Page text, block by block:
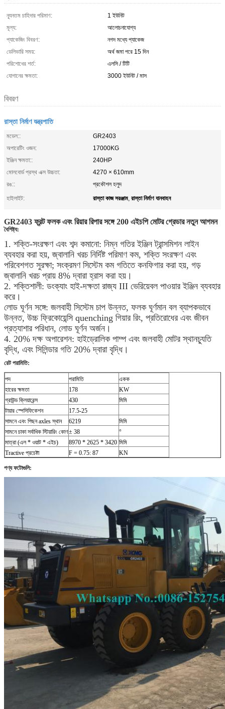
ন্যূনতম চাহিদার পরিমাণ:
1 ইউনিট
মূল্য:
আলোচনাযোগ্য
প্যাকেজিং বিবরণ:
নগদ মধ্যে প্যাকেজ
ডেলিভারি সময়:
অর্থ জমা পরে 15 দিন
পরিশোধের শর্ত:
এলসি / টিটি
যোগানের ক্ষমতা:
3000 ইউনিট / মাস
বিবরণ
রাস্তা নির্মাণ যন্ত্রপাতি
মডেল::
GR2403
অপারেটিং ওজন:
17000KG
ইঞ্জিন ক্ষমতা::
240HP
মোলবোর্ড প্রস্থ এক্স উচ্চতা:
4270 × 610mm
রঙ::
প্রকৌশল হলুদ
হাইলাইট:
রাস্তা কাজ সরঞ্জাম, রাস্তা নির্মাণ যানবাহন
GR2403 ফ্রন্ট ফলক এবং রিয়ার রিপার সঙ্গে 200 এইচপি মোটর গ্রেডার নতুন আগমন
বৈশিষ্ট্য:
1. শক্তি-সংরক্ষণ এবং শব্দ কমানো: নিম্ন গতির ইঞ্জিন ট্রান্সমিশন লাইন
ব্যবহার করা হয়, জ্বালানি খরচ নির্দিষ্ট পরিমাণ কম, শক্তি সংরক্ষণ এবং
পরিবেশগত সুরক্ষা; সংক্রমণ সিস্টেম কম গতিতে কনফিগার করা হয়, গড়
জ্বালানি খরচ প্রায় 8% দ্বারা হ্রাস করা হয়।
2. শক্তিশালী: ডংক্যাং হাই-দক্ষতা রাজ্য III ভেরিয়েবল পাওয়ার ইঞ্জিন ব্যবহার
করে।
লোড ঘূর্ণন সঙ্গে: জলবাহী সিস্টেম চাপ উন্নত, ফলক ঘূর্ণমান বল ব্যাপকভাবে
উন্নত, উচ্চ ফ্রিকোয়েন্সি quenching গিয়ার রিং, প্রতিরোধের এবং জীবন
প্রত্যাশার পরিধান, লোড ঘূর্ণন অর্জন।
4. 20% দক্ষ অপারেশন: হাইড্রোলিক পাম্প এবং জলবাহী মোটর স্থানচ্যুতি
বৃদ্ধি, এবং সিলিন্ডার গতি 20% দ্বারা বৃদ্ধি।
রেট পরামিতি:
পদ পরামিতি
একক
হারের ক্ষমতা
178
KW
গ্রাউন্ড ক্লিয়ারেন্স
430
মিমি
টায়ার স্পেসিফিকেশন
17.5-25
সামনে এবং পিছন axles স্থান
6219
মিমি
সামনে চাকা সর্বাধিক স্টিয়ারিং কোণ± 38
°
মাত্রা (এল * ওয়াট * এইচ)
8970 * 2625 * 3420 মিমি
Tractive প্রচেষ্টা
F = 0.75: 87 KN
পণ্য ফটোগুলি: